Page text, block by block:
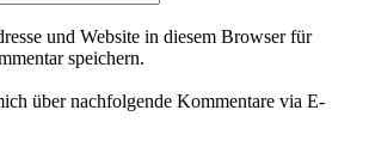
und Website in diesem Browser für
speichern.
über nachfolgende Kommentare via E-